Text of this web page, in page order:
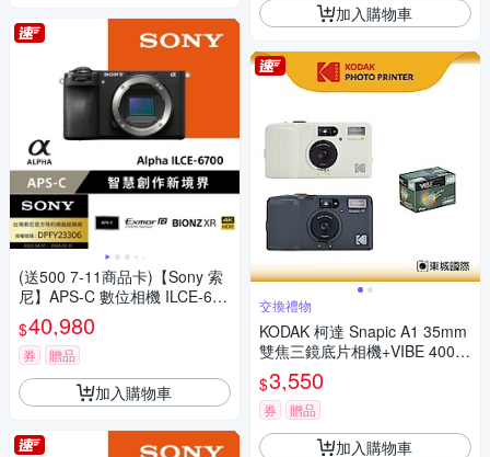
(送500 7-11商品卡)【Sony 索
尼】APS-C 數位相機 ILCE-670
0 單機身 (公司貨 保固18+6個
月)
$40,980
券 贈品
加入購物車
加入購物車
交換禮物
KODAK 柯達 Snapic A1 35mm
雙焦三鏡底片相機+VIBE 400底
片組
$3,550
券 贈品
加入購物車